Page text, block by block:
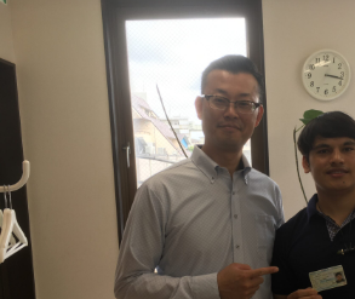
は